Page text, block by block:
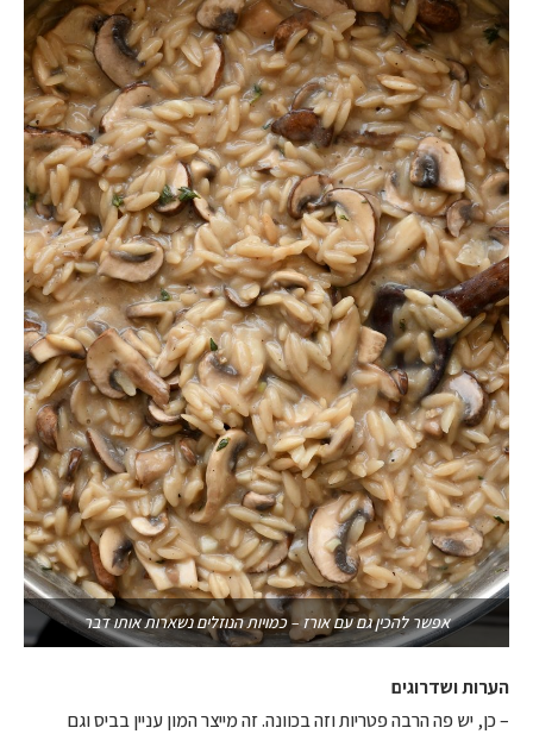
אפשר להכין גם עם אורז – כמויות הנוזלים נשארות אותו דבר
הערות ושדרוגים
– כן, יש פה הרבה פטריות וזה בכוונה. זה מייצר המון עניין בביס וגם